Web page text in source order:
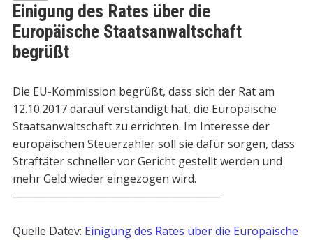
Einigung des Rates über die
Europäische Staatsanwaltschaft
begrüßt
Die EU-Kommission begrüßt, dass sich der Rat am
12.10.2017 darauf verständigt hat, die Europäische
Staatsanwaltschaft zu errichten. Im Interesse der
europäischen Steuerzahler soll sie dafür sorgen, dass
Straftäter schneller vor Gericht gestellt werden und
mehr Geld wieder eingezogen wird.
───────────────────────────
Quelle Datev: Einigung des Rates über die Europäische